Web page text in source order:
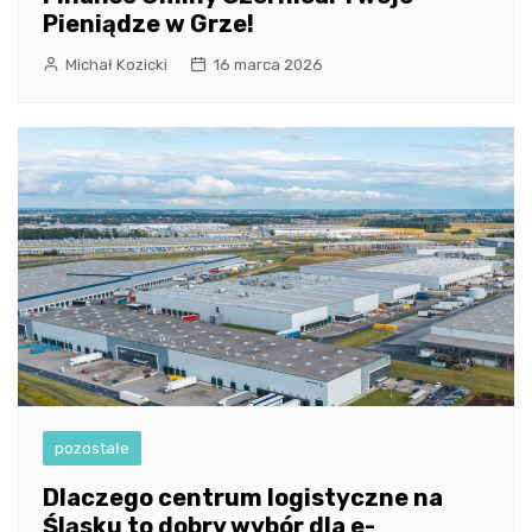
Pieniądze w Grze!
Michał Kozicki 16 marca 2026
pozostałe
Dlaczego centrum logistyczne na